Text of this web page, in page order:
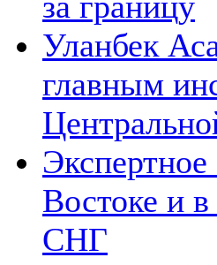
Уланбек
главным
Востоке и
СНГ